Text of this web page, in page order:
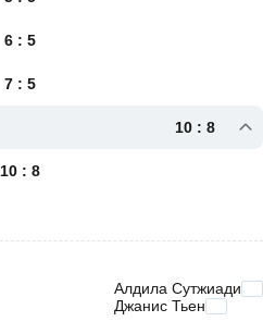
6 : 5
7 : 5
10 : 8
10 : 8
Алдила Сутжиади
Джанис Тьен